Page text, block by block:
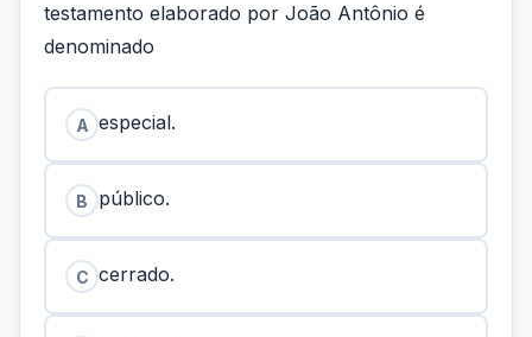
testamento elaborado por João Antônio é
denominado
A especial.
B público.
C cerrado.